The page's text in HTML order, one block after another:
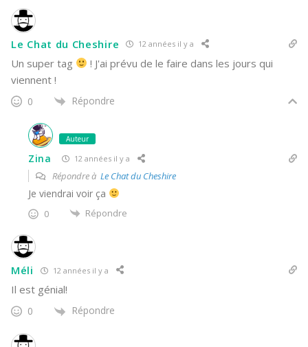
Le Chat du Cheshire 12 années il y a
Un super tag
! J'ai prévu de le faire dans les jours qui
viennent !
0 Répondre
Auteur
Zina 12 années il y a
Répondre à Le Chat du Cheshire
Je viendrai voir ça
0 Répondre
Méli 12 années il y a
Il est génial!
0 Répondre